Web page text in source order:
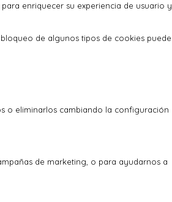
enriquecer su experiencia de usuario y
de algunos tipos de cookies puede
o eliminarlos cambiando la configuración
de marketing, o para ayudarnos a